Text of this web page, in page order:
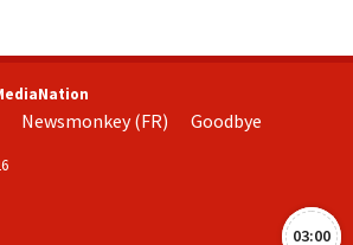
03:00
Newsmonkey (FR) Goodbye